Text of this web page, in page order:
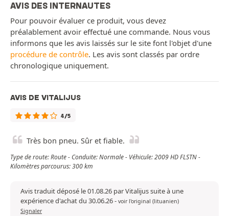
AVIS DES INTERNAUTES
Pour pouvoir évaluer ce produit, vous devez
préalablement avoir effectué une commande. Nous vous
informons que les avis laissés sur le site font l'objet d'une
procédure de contrôle. Les avis sont classés par ordre
chronologique uniquement.
AVIS DE VITALIJUS
4/5
Très bon pneu. Sûr et fiable.
Type de route: Route - Conduite: Normale - Véhicule: 2009 HD FLSTN -
Kilomètres parcourus: 300 km
Avis traduit déposé le 01.08.26 par Vitalijus suite à une
expérience d'achat du 30.06.26- voir l'original (lituanien)
Signaler